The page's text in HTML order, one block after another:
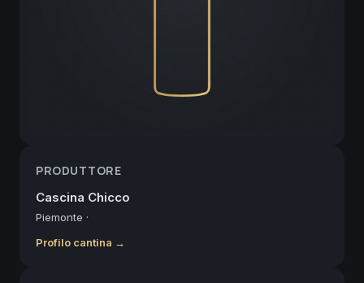
PRODUTTORE
Cascina Chicco
Piemonte ·
Profilo cantina →